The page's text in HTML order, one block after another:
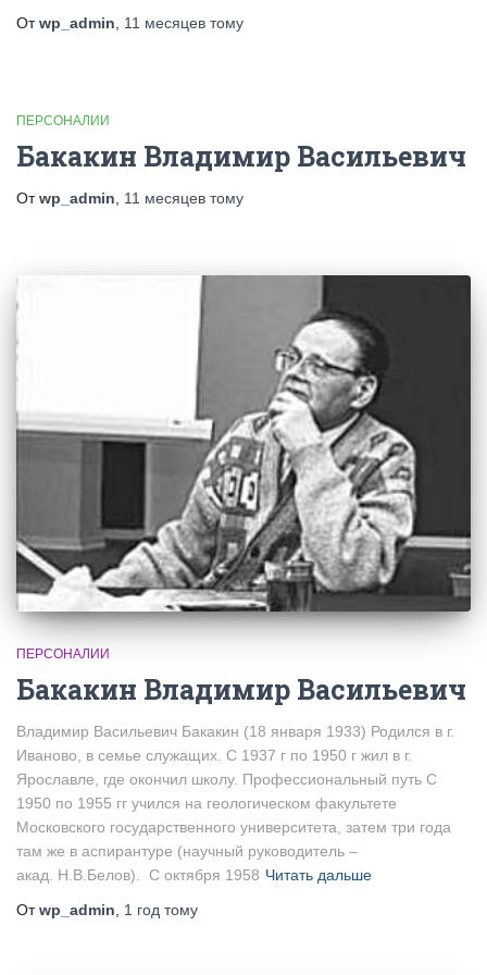
Отwp_admin 11 месяцев тому
ПЕРСОНАЛИИ
Бакакин Владимир Васильевич
Отwp_admin 11 месяцев тому
ПЕРСОНАЛИИ
Бакакин Владимир Васильевич
Владимир Васильевич Бакакин (18 января 1933) Родился в г.
Иваново, в семье служащих. С 1937 г по 1950 г жил в г.
Ярославле, где окончил школу. Профессиональный путь С
1950 по 1955 гг учился на геологическом факультете
Московского государственного университета, затем три года
там же в аспирантуре (научный руководитель –
акад. Н.В.Белов). С октября 1958 Читать дальше
Отwp_admin 1 год тому